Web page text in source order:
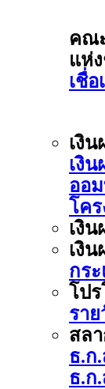
คณ
แห่
เชื่
เงิ
เงิ
ออ
โคร
เงิ
เงิ
กร
โป
รา
สล
ธ.ก
ธ.ก